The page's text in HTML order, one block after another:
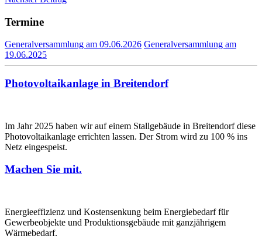
Termine
Generalversammlung am 09.06.2026 Generalversammlung am
19.06.2025
Photovoltaikanlage in Breitendorf
Im Jahr 2025 haben wir auf einem Stallgebäude in Breitendorf diese
Photovoltaikanlage errichten lassen. Der Strom wird zu 100 % ins
Netz eingespeist.
Machen Sie mit.
Energieeffizienz und Kostensenkung beim Energiebedarf für
Gewerbeobjekte und Produktionsgebäude mit ganzjährigem
Wärmebedarf.